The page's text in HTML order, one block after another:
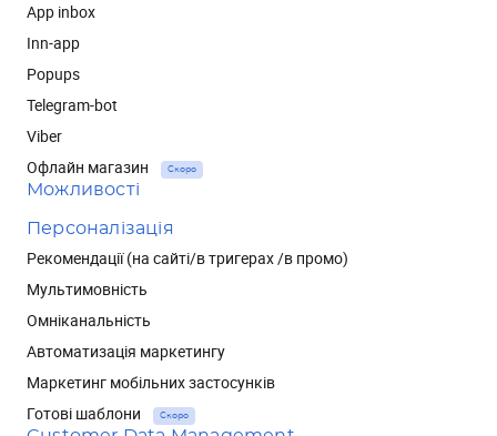
App inbox
Inn-app
Popups
Telegram-bot
Viber
Офлайн магазин
Скоро
Можливості
Персоналізація
Рекомендації (на сайті/в тригерах /в промо)
Мультимовність
Омніканальність
Автоматизація маркетингу
Маркетинг мобільних застосунків
Готові шаблони
Скоро